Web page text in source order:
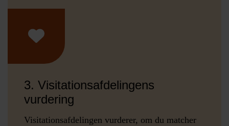
3. Visitationsafdelingens
vurdering
Visitationsafdelingen vurderer, om du matcher